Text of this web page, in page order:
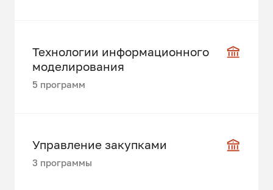
Технологии информационного
моделирования
5 программ
Управление закупками
3 программы